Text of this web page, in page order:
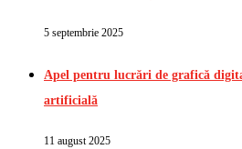
5 septembrie 2025
Apel pentru lucrări de grafică
artificială
11 august 2025